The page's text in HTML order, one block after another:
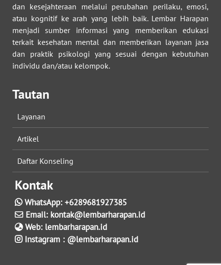
dan kesejahteraan melalui perubahan perilaku, emosi,
atau kognitif ke arah yang lebih baik. Lembar Harapan
menjadi sumber informasi yang memberikan edukasi
terkait kesehatan mental dan memberikan layanan jasa
dan praktik psikologi yang sesuai dengan kebutuhan
individu dan/atau kelompok.
Tautan
Layanan
Artikel
Daftar Konseling
Kontak
WhatsApp:+6289681927385
Email: kontak@lembarharapan.id
Web: lembarharapan.id
Instagram : @lembarharapan.id